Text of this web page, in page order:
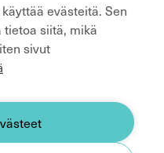
evästeitä. Sen
siitä, mikä
sivut